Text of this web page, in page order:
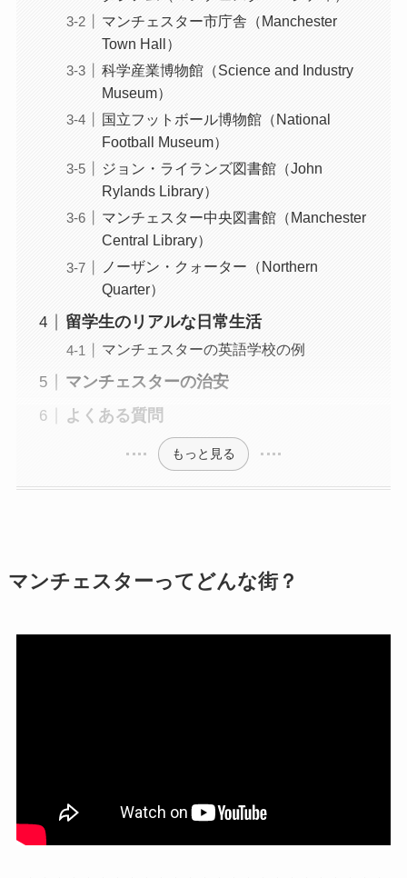
マンチェスター市庁舎（Manchester
Town Hall）
科学産業博物館（Science and Industry
Museum）
国立フットボール博物館（National
Football Museum）
ジョン・ライランズ図書館（John
Rylands Library）
マンチェスター中央図書館（Manchester
Central Library）
ノーザン・クォーター（Northern
Quarter）
留学生のリアルな日常生活
マンチェスターの英語学校の例
マンチェスターの治安
よくある質問
もっと見る
マンチェスターってどんな街？